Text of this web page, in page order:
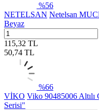
%56
NETELSAN Netelsan
Beyaz
115,32 TL
50,74 TL
%66
VİKO Viko 90485006 Altılı
Serisi"